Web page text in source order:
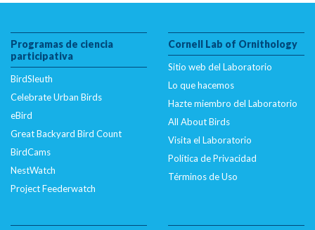
Programas de ciencia
participativa
BirdSleuth
Celebrate Urban Birds
eBird
Great Backyard Bird Count
BirdCams
NestWatch
Project Feederwatch
Cornell Lab of Ornithology
Sitio web del Laboratorio
Lo que hacemos
Hazte miembro del Laboratorio
All About Birds
Visita el Laboratorio
Política de Privacidad
Términos de Uso